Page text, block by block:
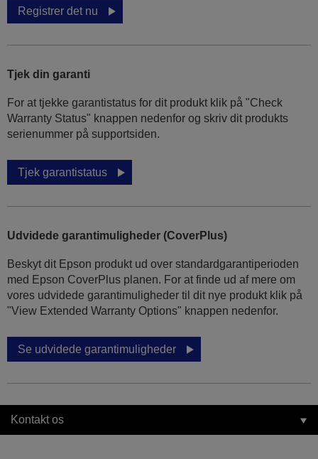
Registrer det nu
Tjek din garanti
For at tjekke garantistatus for dit produkt klik på "Check
Warranty Status" knappen nedenfor og skriv dit produkts
serienummer på supportsiden.
Tjek garantistatus
Udvidede garantimuligheder (CoverPlus)
Beskyt dit Epson produkt ud over standardgarantiperioden
med Epson CoverPlus planen. For at finde ud af mere om
vores udvidede garantimuligheder til dit nye produkt klik på
"View Extended Warranty Options" knappen nedenfor.
Se udvidede garantimuligheder
Kontakt os